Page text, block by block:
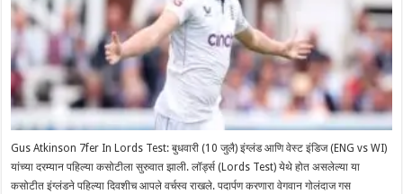
Gus Atkinson 7fer In Lords Test: बुधवारी (10 जुलै) इंग्लंड आणि वेस्ट इंडिज (ENG vs WI)
यांच्या दरम्यान पहिल्या कसोटीला सुरुवात झाली. लॉर्ड्स (Lords Test) येथे होत असलेल्या या
कसोटीत इंग्लंडने पहिल्या दिवशीच आपले वर्चस्व राखले. पदार्पण करणारा वेगवान गोलंदाज गस